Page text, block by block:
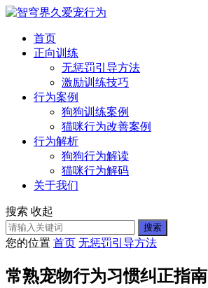
首页
正向训练
无惩罚引导方法
激励训练技巧
行为案例
狗狗训练案例
猫咪行为改善案例
行为解析
狗狗行为解读
猫咪行为解码
关于我们
搜索 收起
搜索
您的位置 首页 无惩罚引导方法
常熟宠物行为习惯纠正指南